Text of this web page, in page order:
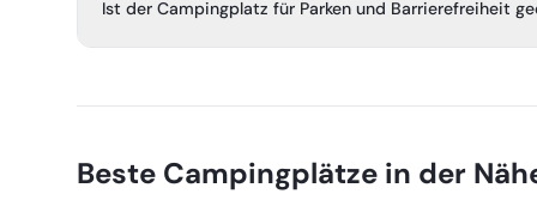
andere Wassersportarten, Paragliding, Angeln,
Ist der Campingplatz für Parken und Barrierefreiheit
mit Behinderung angepasst sind.
Beste Campingplätze in der